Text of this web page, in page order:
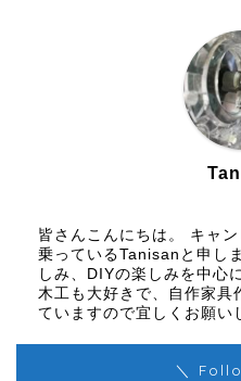
皆さんこんにちは。 キャ
乗っているTanisanと申し
しみ、DIYの楽しみを中心
木工も大好きで、自作家具
ていますので宜しくお願い
＼